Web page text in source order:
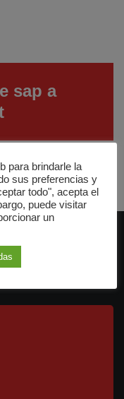
sap a
para brindarle la
sus preferencias y
todo", acepta el
puede visitar
un